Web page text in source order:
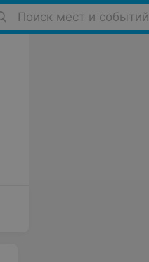
Поиск мест и событий